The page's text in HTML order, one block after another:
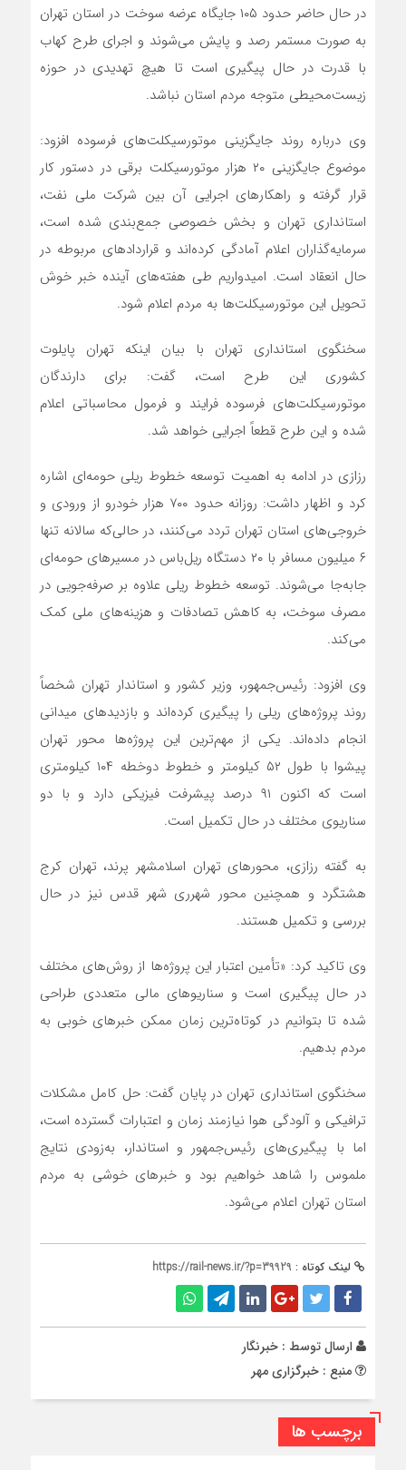
در حال حاضر حدود ۱۰۵ جایگاه عرضه سوخت در استان تهران
به صورت مستمر رصد و پایش می‌شوند و اجرای طرح کهاب
با قدرت در حال پیگیری است تا هیچ تهدیدی در حوزه
زیست‌محیطی متوجه مردم استان نباشد.
وی درباره روند جایگزینی موتورسیکلت‌های فرسوده افزود:
موضوع جایگزینی ۲۰ هزار موتورسیکلت برقی در دستور کار
قرار گرفته و راهکارهای اجرایی آن بین شرکت ملی نفت،
استانداری تهران و بخش خصوصی جمع‌بندی شده است،
سرمایه‌گذاران اعلام آمادگی کرده‌اند و قراردادهای مربوطه در
حال انعقاد است. امیدواریم طی هفته‌های آینده خبر خوش
تحویل این موتورسیکلت‌ها به مردم اعلام شود.
سخنگوی استانداری تهران با بیان اینکه تهران پایلوت
کشوری این طرح است، گفت: برای دارندگان
موتورسیکلت‌های فرسوده فرایند و فرمول محاسباتی اعلام
شده و این طرح قطعاً اجرایی خواهد شد.
رزازی در ادامه به اهمیت توسعه خطوط ریلی حومه‌ای اشاره
کرد و اظهار داشت: روزانه حدود ۷۰۰ هزار خودرو از ورودی و
خروجی‌های استان تهران تردد می‌کنند، در حالی‌که سالانه تنها
۶ میلیون مسافر با ۲۰ دستگاه ریل‌باس در مسیرهای حومه‌ای
جابه‌جا می‌شوند. توسعه خطوط ریلی علاوه بر صرفه‌جویی در
مصرف سوخت، به کاهش تصادفات و هزینه‌های ملی کمک
می‌کند.
وی افزود: رئیس‌جمهور، وزیر کشور و استاندار تهران شخصاً
روند پروژه‌های ریلی را پیگیری کرده‌اند و بازدیدهای میدانی
انجام داده‌اند. یکی از مهم‌ترین این پروژه‌ها محور تهران
پیشوا با طول ۵۲ کیلومتر و خطوط دوخطه ۱۰۴ کیلومتری
است که اکنون ۹۱ درصد پیشرفت فیزیکی دارد و با دو
سناریوی مختلف در حال تکمیل است.
به گفته رزازی، محورهای تهران اسلامشهر پرند، تهران کرج
هشتگرد و همچنین محور شهرری شهر قدس نیز در حال
بررسی و تکمیل هستند.
وی تاکید کرد: «تأمین اعتبار این پروژه‌ها از روش‌های مختلف
در حال پیگیری است و سناریوهای مالی متعددی طراحی
شده تا بتوانیم در کوتاه‌ترین زمان ممکن خبرهای خوبی به
مردم بدهیم.
سخنگوی استانداری تهران در پایان گفت: حل کامل مشکلات
ترافیکی و آلودگی هوا نیازمند زمان و اعتبارات گسترده است،
اما با پیگیری‌های رئیس‌جمهور و استاندار، به‌زودی نتایج
ملموس را شاهد خواهیم بود و خبرهای خوشی به مردم
استان تهران اعلام می‌شود.
لینک کوتاه : https://rail-news.ir/?p=39929
ارسال توسط : خبرنگار
منبع : خبرگزاری مهر
برچسب ها